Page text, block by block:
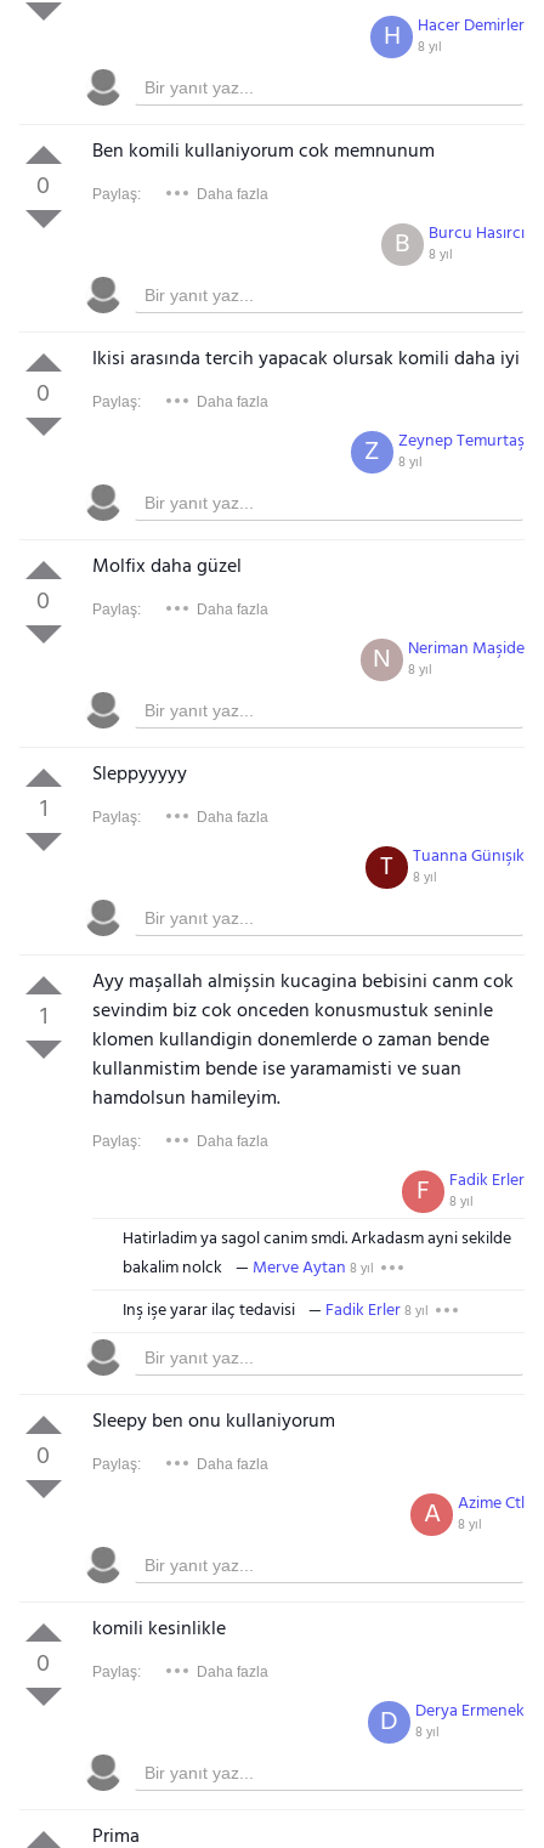
Hacer Demirler
8 yıl
H
0
Ben komili kullaniyorum cok memnunum
Paylaş: Daha fazla
Burcu Hasırcı
8 yıl
B
0
Ikisi arasında tercih yapacak olursak komili daha iyi
Paylaş: Daha fazla
Zeynep Temurtaş
8 yıl
Z
0
Molfix daha güzel
Paylaş: Daha fazla
Neriman Maşide
8 yıl
N
1
Sleppyyyyy
Paylaş: Daha fazla
Tuanna Günışık
8 yıl
T
1
Ayy maşallah almişsin kucagina bebisini canm cok
sevindim biz cok onceden konusmustuk seninle
klomen kullandigin donemlerde o zaman bende
kullanmistim bende ise yaramamisti ve suan
hamdolsun hamileyim.
Paylaş: Daha fazla
Fadik Erler
8 yıl
F
Hatirladim ya sagol canim smdi. Arkadasm ayni sekilde
bakalim nolck
Merve Aytan 8 yıl
Inş işe yarar ilaç tedavisi Fadik Erler8 yıl
0
Sleepy ben onu kullaniyorum
Paylaş: Daha fazla
Azime Ctl
8 yıl
A
0
komili kesinlikle
Paylaş: Daha fazla
Derya Ermenek
8 yıl
D
Prima